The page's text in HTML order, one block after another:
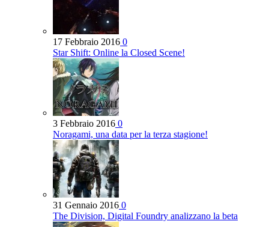
17 Febbraio 2016 0
Star Shift: Online la Closed Scene!
3 Febbraio 2016 0
Noragami, una data per la terza stagione!
31 Gennaio 2016 0
The Division, Digital Foundry analizzano la beta